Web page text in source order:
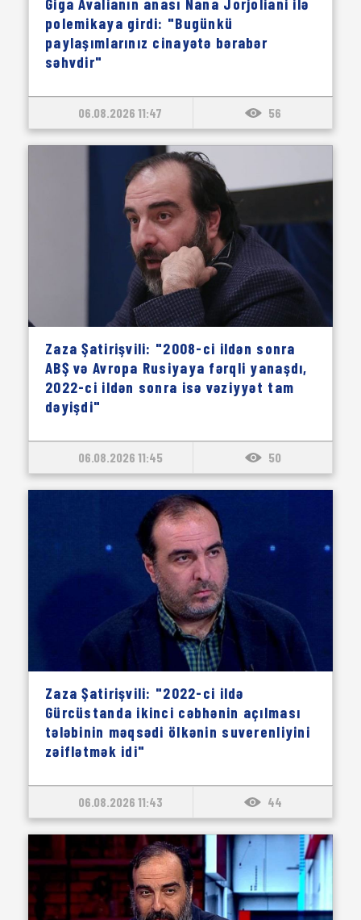
polemikaya girdi: "Bugünkü
paylaşımlarınız cinayətə bərabər
səhvdir"
06.08.2026 11:47 56
Zaza Şatirişvili: "2008-ci ildən sonra
ABŞ və Avropa Rusiyaya fərqli yanaşdı,
2022-ci ildən sonra isə vəziyyət tam
dəyişdi"
06.08.2026 11:45 50
Zaza Şatirişvili: "2022-ci ildə
Gürcüstanda ikinci cəbhənin açılması
tələbinin məqsədi ölkənin suverenliyini
zəiflətmək idi"
06.08.2026 11:43 44